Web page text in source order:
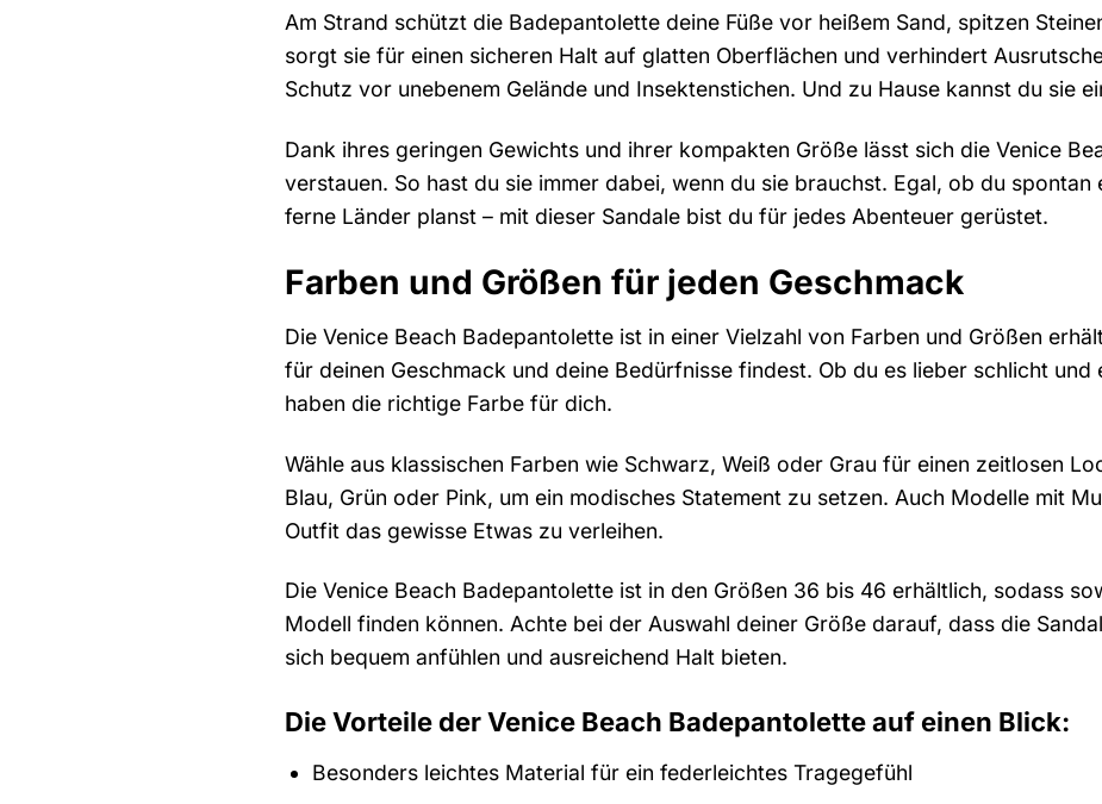
Am Strand schützt die Badepantolette deine Füße vor heißem Sand, spitzen
sorgt sie für einen sicheren Halt auf glatten Oberflächen und verhindert
Schutz vor unebenem Gelände und Insektenstichen. Und zu Hause kannst du sie
Dank ihres geringen Gewichts und ihrer kompakten Größe lässt sich die Venice
verstauen. So hast du sie immer dabei, wenn du sie brauchst. Egal, ob du
ferne Länder planst – mit dieser Sandale bist du für jedes Abenteuer gerüstet.
Farben und Größen für jeden Geschmack
Die Venice Beach Badepantolette ist in einer Vielzahl von Farben und Größen
für deinen Geschmack und deine Bedürfnisse findest. Ob du es lieber schlicht
haben die richtige Farbe für dich.
Wähle aus klassischen Farben wie Schwarz, Weiß oder Grau für einen zeitlosen
Blau, Grün oder Pink, um ein modisches Statement zu setzen. Auch Modelle mit
Outfit das gewisse Etwas zu verleihen.
Die Venice Beach Badepantolette ist in den Größen 36 bis 46 erhältlich, sodass
Modell finden können. Achte bei der Auswahl deiner Größe darauf, dass die
sich bequem anfühlen und ausreichend Halt bieten.
Die Vorteile der Venice Beach Badepantolette auf einen Blick:
Besonders leichtes Material für ein federleichtes Tragegefühl